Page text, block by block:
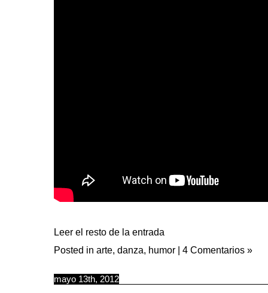
Leer el resto de la entrada
Posted in arte, danza, humor | 4 Comentarios »
mayo 13th, 2012